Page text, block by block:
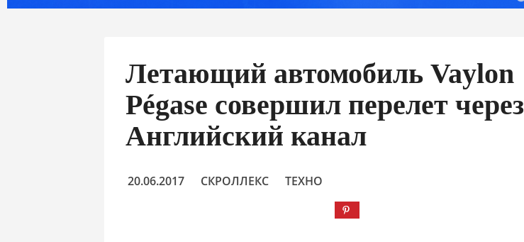
Летающий автомобиль Vaylon
Pégase совершил перелет через
Английский канал
20.06.2017 СКРОЛЛЕКС ТЕХНО